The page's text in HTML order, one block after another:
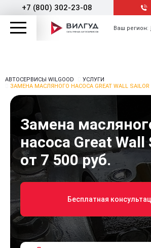
+7 (800) 302-23-08
Ваш регион:
АВТОСЕРВИСЫ WILGOOD
УСЛУГИ
ЗАМЕНА МАСЛЯНОГО НАСОСА GREAT WALL SAILOR
Замена
насоса Great Wall
от 7 500 руб.
Бесплатная